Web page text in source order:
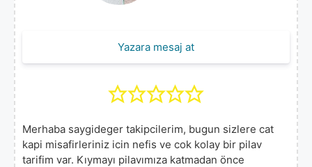
Yazara mesaj at
Merhaba saygideger takipcilerim, bugun sizlere cat
kapi misafirleriniz icin nefis ve cok kolay bir pilav
tarifim var. Kıymayı pilavımıza katmadan önce